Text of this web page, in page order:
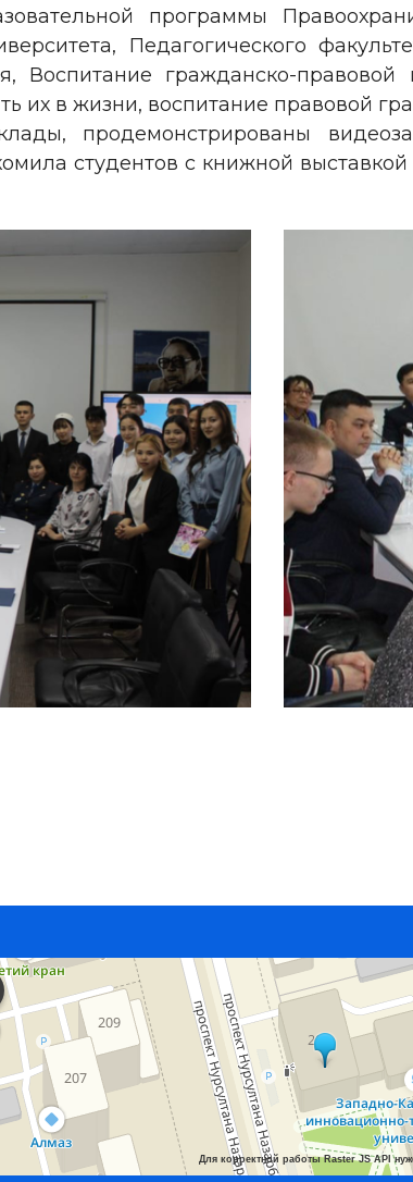
программы
Педагогического
Воспитание гражданско-
их в жизни, воспитание правовой
продемонстрированы
студентов с книжной
Для корректной работы Raster JS API